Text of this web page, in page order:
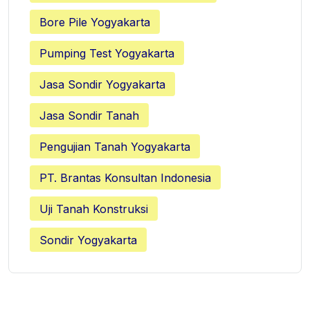
Bore Pile Yogyakarta
Pumping Test Yogyakarta
Jasa Sondir Yogyakarta
Jasa Sondir Tanah
Pengujian Tanah Yogyakarta
PT. Brantas Konsultan Indonesia
Uji Tanah Konstruksi
Sondir Yogyakarta